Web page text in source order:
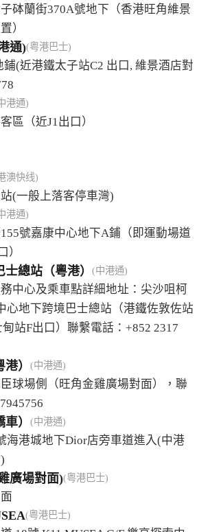
砵蘭街370A號地下（香港旺角維景
）
通)(粤港巴士)
(近港鐵太子站C2 出口, 維景酒店對
港通)
區（近J1出口）
澳快线)
(一般上落客停車灣)
港通)
號嘉康中心地下A鋪（即運動場道
）
總站（粵港） (中港通)
中心及乘車點詳細地址：尖沙咀柯
心地下跨境巴士總站（港鐵佐敦佐站
站F出口）聯繫電話：+852 2317
） (中港通)
球場側（旺角金雞廣場對面），聯
） (中港通)
海港城地下Dior店旁車道進入(中港
廣場對面)(粤港巴士)
(粤港巴士)